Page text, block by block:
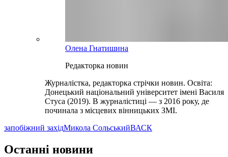
Олена Гнатишина
Редакторка новин
Журналістка, редакторка стрічки новин. Освіта:
Донецький національний університет імені Василя
Стуса (2019). В журналістиці — з 2016 року, де
починала з місцевих вінницьких ЗМІ.
запобіжний західМикола СольськийВАСК
Останні новини